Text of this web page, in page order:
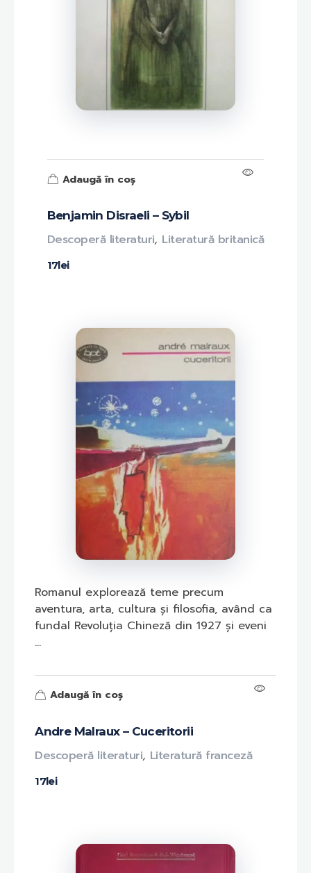
Benjamin Disraeli – Sybil
17lei
Descoperă literaturi, Literatură britanică
Adaugă în coș
Andre Malraux – Cuceritorii
17lei
Descoperă literaturi, Literatură franceză
Romanul explorează teme precum
aventura, arta, cultura și filosofia, având ca
fundal Revoluția Chineză din 1927 și eveni
...
Adaugă în coș